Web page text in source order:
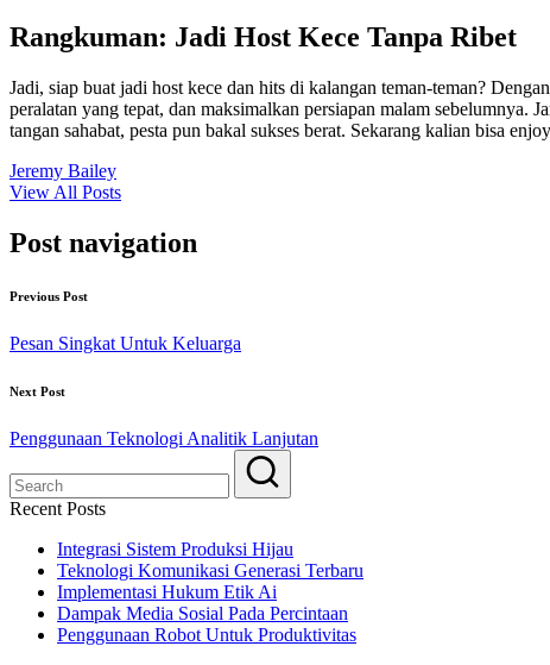
Rangkuman: Jadi Host Kece Tanpa Ribet
Jadi, siap buat jadi host kece dan hits di kalangan teman-teman?
peralatan yang tepat, dan maksimalkan persiapan malam sebelumnya.
tangan sahabat, pesta pun bakal sukses berat. Sekarang kalian bisa
Jeremy Bailey
View All Posts
Post navigation
Previous Post
Pesan Singkat Untuk Keluarga
Next Post
Penggunaan Teknologi Analitik Lanjutan
Recent Posts
Integrasi Sistem Produksi Hijau
Teknologi Komunikasi Generasi Terbaru
Implementasi Hukum Etik Ai
Dampak Media Sosial Pada Percintaan
Penggunaan Robot Untuk Produktivitas